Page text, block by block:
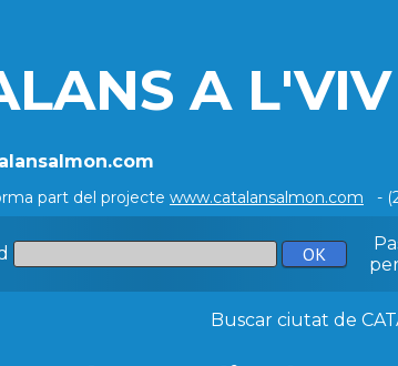
A L'VIV
part del projecte www.catalansalmon.com -
Buscar ciutat de